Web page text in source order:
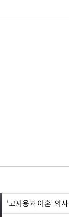
'고지용과 이혼' 의